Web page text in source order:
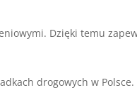
Dzięki temu
drogowych w